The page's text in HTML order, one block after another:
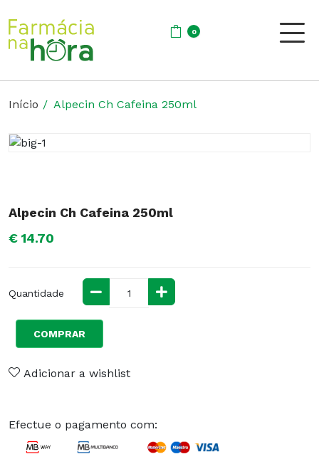
0
Início Alpecin Ch Cafeina 250ml
Alpecin Ch Cafeina 250ml
€ 14.70
Quantidade
COMPRAR
Adicionar a wishlist
Efectue o pagamento com: